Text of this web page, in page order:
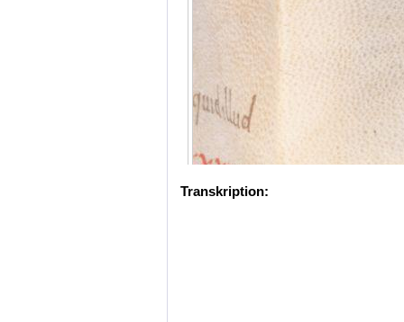
Transkription: